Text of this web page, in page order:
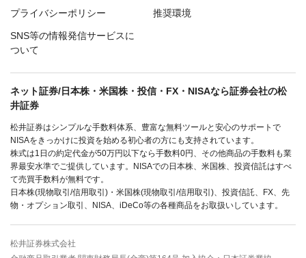
プライバシーポリシー 推奨環境
SNS等の情報発信サービスに
ついて
ネット証券/日本株・米国株・投信・FX・NISAなら証券会社の松
井証券
松井証券はシンプルな手数料体系、豊富な無料ツールと安心のサポートで
NISAをきっかけに投資を始める初心者の方にも支持されています。
株式は1日の約定代金が50万円以下なら手数料0円、その他商品の手数料も業
界最安水準でご提供しています。NISAでの日本株、米国株、投資信託はすべ
て売買手数料が無料です。
日本株(現物取引/信用取引)・米国株(現物取引/信用取引)、投資信託、FX、先
物・オプション取引、NISA、iDeCo等の各種商品をお取扱いしています。
松井証券株式会社